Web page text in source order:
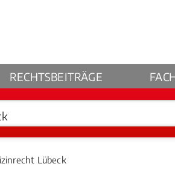
RECHTSBEITRÄGE
Lübeck